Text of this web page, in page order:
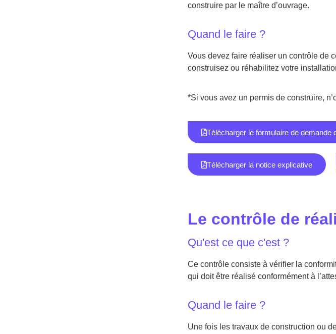
construire par le maître d’ouvrage.
Quand le faire ?
Vous devez faire réaliser un contrôle de
construisez ou réhabilitez votre
*Si vous avez un permis de construire,
Télécharger le formulaire de demande
Télécharger la notice explicative
Le contrôle de
Qu'est ce que c'est ?
Ce contrôle consiste à vérifier la
qui doit être réalisé conformément à
Quand le faire ?
Une fois les travaux de construction ou